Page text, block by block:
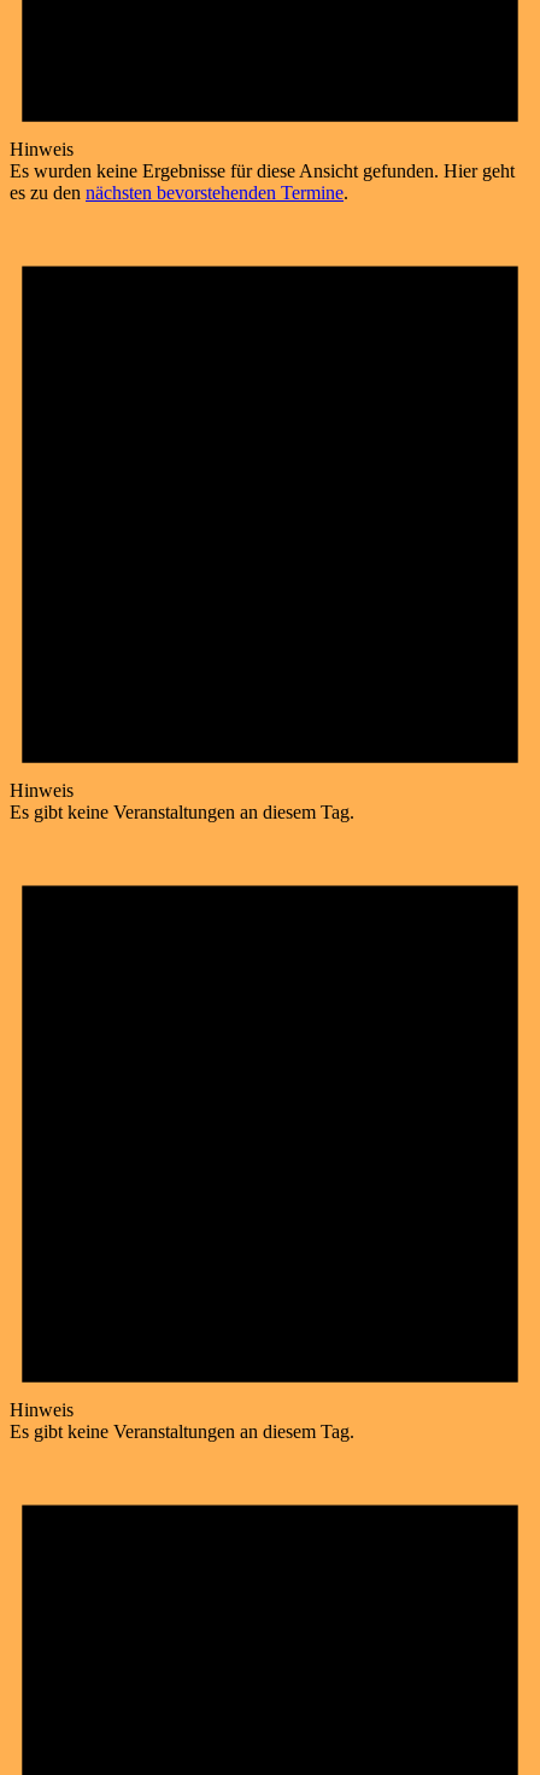
Hinweis
Es wurden keine Ergebnisse für diese Ansicht gefunden. Hier geht
es zu den nächsten bevorstehenden Termine.
Hinweis
Es gibt keine Veranstaltungen an diesem Tag.
Hinweis
Es gibt keine Veranstaltungen an diesem Tag.